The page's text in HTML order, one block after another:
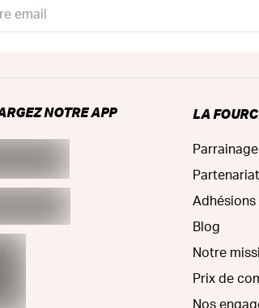
NOTRE APP LA
Parrainage
Partenariat
Blog
Notre
Prix de
Nos